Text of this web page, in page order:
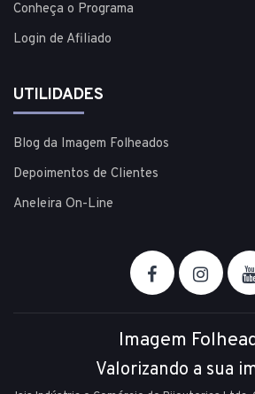
Conheça o Programa
Login de Afiliado
UTILIDADES
Blog da Imagem Folheados
Depoimentos de Clientes
Aneleira On-Line
Imagem
Valorizando a sua